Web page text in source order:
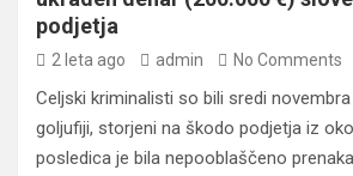
podjetja
2 leta ago admin No Comments
Celjski kriminalisti so bili sredi
goljufiji, storjeni na škodo podjetja iz
posledica je bila nepooblaščeno